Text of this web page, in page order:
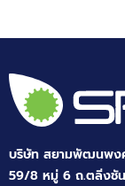
บริษัท สยามพัฒนพง
59/8 หมู่ 6 ถ.ตลิ่งชั